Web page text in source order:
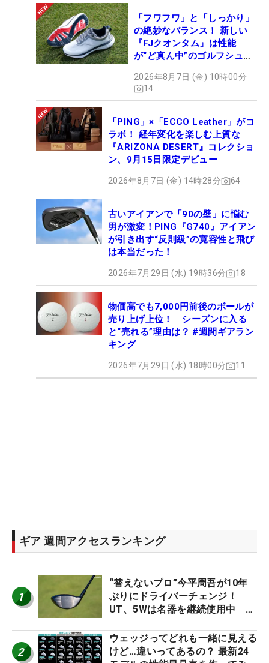
「フワフワ」と「しっかり」
の絶妙なバランス！ 新しい
『FJクオンタム』は性能
が“ど真ん中”のゴルフシュー
2026年8月7日 (金) 10時00分
14
「PING」×「ECCO Leather」がコ
ラボ！ 経年変化を楽しむ上質な
『ARIZONA DESERT』コレクショ
ン、9月15日限定デビュー
2026年8月7日 (金) 14時28分 64
古いアイアンで「90の壁」に悩む
男が激変！PING『G740』アイアン
が引き出す“反則級”の寛容性と飛び
は本当だった！
2026年7月29日 (水) 19時36分 18
物価高でも7,000円前後のボールが
売り上げ上位！ シーズンに入る
と“売れる”理由は？ #週間ギアラン
キング
2026年7月29日 (水) 18時00分 11
ギア 週間アクセスランキング
1
“替えないプロ”今平周吾が10年
ぶりにドライバーチェンジ！
UT、5Wは名器を継続使用中 #
2
ウェッジってどれも一緒に見える
けど…違いってあるの？ 最新24